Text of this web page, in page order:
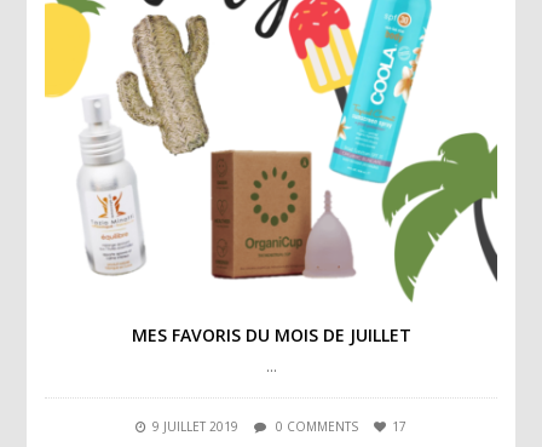
MES FAVORIS DU MOIS DE JUILLET
…
9 JUILLET 2019 0 COMMENTS 17